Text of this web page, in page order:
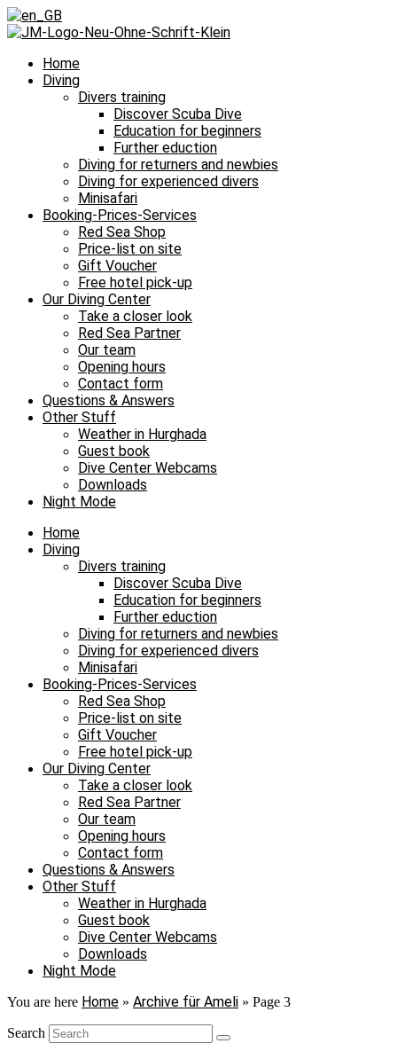
Home
Diving
Divers training
Discover Scuba Dive
Education for beginners
Further eduction
Diving for returners and newbies
Diving for experienced divers
Minisafari
Booking-Prices-Services
Red Sea Shop
Price-list on site
Gift Voucher
Free hotel pick-up
Our Diving Center
Take a closer look
Red Sea Partner
Our team
Opening hours
Contact form
Questions & Answers
Other Stuff
Weather in Hurghada
Guest book
Dive Center Webcams
Downloads
Night Mode
Home
Diving
Divers training
Discover Scuba Dive
Education for beginners
Further eduction
Diving for returners and newbies
Diving for experienced divers
Minisafari
Booking-Prices-Services
Red Sea Shop
Price-list on site
Gift Voucher
Free hotel pick-up
Our Diving Center
Take a closer look
Red Sea Partner
Our team
Opening hours
Contact form
Questions & Answers
Other Stuff
Weather in Hurghada
Guest book
Dive Center Webcams
Downloads
Night Mode
You are here Home » Archive für Ameli » Page 3
Search